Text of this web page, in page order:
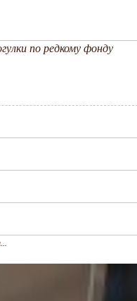
по редкому фонду